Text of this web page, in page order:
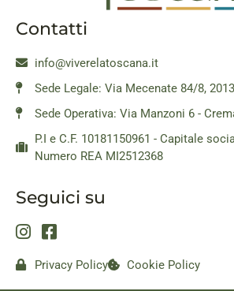
Contatti
info@viverelatoscana.it
Sede Legale: Via Mecenate 84/8,
Sede Operativa: Via Manzoni 6 -
P.I e C.F. 10181150961 - Capitale
Numero REA MI2512368
Seguici su
Privacy Policy Cookie Policy